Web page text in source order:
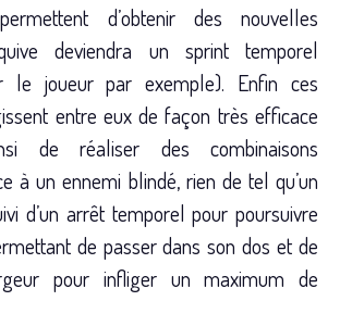
d’obtenir des nouvelles
deviendra un sprint temporel
le joueur par exemple). Enfin ces
entre eux de façon très efficace
de réaliser des combinaisons
à un ennemi blindé, rien de tel qu’un
d’un arrêt temporel pour poursuivre
de passer dans son dos et de
pour infliger un maximum de